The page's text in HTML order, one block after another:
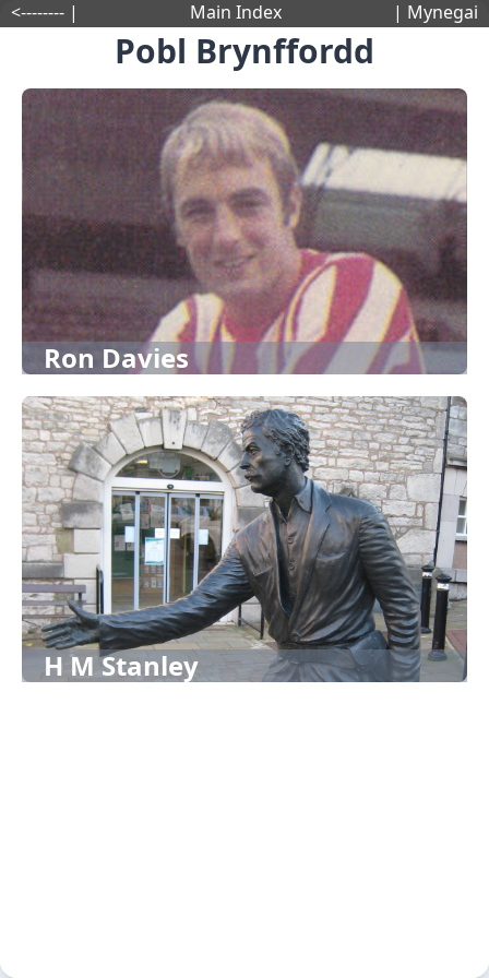
Pobl Brynffordd
Ron Davies
H M Stanley
<-------- | Main Index | Mynegai